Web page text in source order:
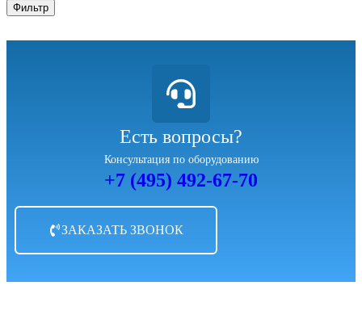
Фильтр
Есть вопросы?
Консультация по оборудованию
+7 (495) 492-67-70
ЗАКАЗАТЬ ЗВОНОК